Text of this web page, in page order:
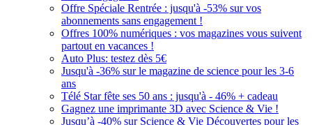
Offre Spéciale Rentrée : jusqu'à -53% sur vos
abonnements sans engagement !
Offres 100% numériques : vos magazines vous suivent
partout en vacances !
Auto Plus: testez dès 5€
Jusqu'à -36% sur le magazine de science pour les 3-6
ans
Télé Star fête ses 50 ans : jusqu'à - 46% + cadeau
Gagnez une imprimante 3D avec Science & Vie !
Jusqu’à -40% sur Science & Vie Découvertes pour les